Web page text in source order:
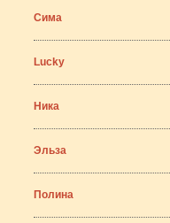
Сима
Lucky
Ника
Эльза
Полина